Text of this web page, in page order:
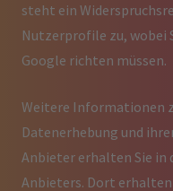
steht ein
Nutzerprofile zu, wobei
Google richten müssen.
Weitere Informationen
Datenerhebung und
Anbieter erhalten Sie in
Anbieters. Dort